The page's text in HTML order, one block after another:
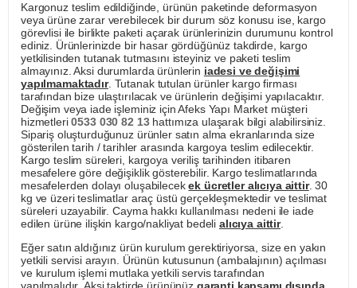
Kargonuz teslim edildiğinde, ürünün paketinde deformasyon
veya ürüne zarar verebilecek bir durum söz konusu ise, kargo
görevlisi ile birlikte paketi açarak ürünlerinizin durumunu kontrol
ediniz. Ürünlerinizde bir hasar gördüğünüz takdirde, kargo
yetkilisinden tutanak tutmasını isteyiniz ve paketi teslim
almayınız. Aksi durumlarda ürünlerin iadesi ve değişimi
yapılmamaktadır. Tutanak tutulan ürünler kargo firması
tarafından bize ulaştırılacak ve ürünlerin değişimi yapılacaktır.
Değişim veya iade işleminiz için Afeks Yapı Market müşteri
hizmetleri0533 030 82 13hattımıza ulaşarak bilgi alabilirsiniz.
Sipariş oluşturduğunuz ürünler satın alma ekranlarında size
gösterilen tarih / tarihler arasında kargoya teslim edilecektir.
Kargo teslim süreleri, kargoya veriliş tarihinden itibaren
mesafelere göre değişiklik gösterebilir. Kargo teslimatlarında
mesafelerden dolayı oluşabilecekek ücretler alıcıya aittir. 30
kg ve üzeri teslimatlar araç üstü gerçekleşmektedir ve teslimat
süreleri uzayabilir. Cayma hakkı kullanılması nedeni ile iade
edilen ürüne ilişkin kargo/nakliyat bedeli alıcıya aittir.
Eğer satın aldığınız ürün kurulum gerektiriyorsa, size en yakın
yetkili servisi arayın. Ürünün kutusunun (ambalajının) açılması
ve kurulum işlemi mutlaka yetkili servis tarafından